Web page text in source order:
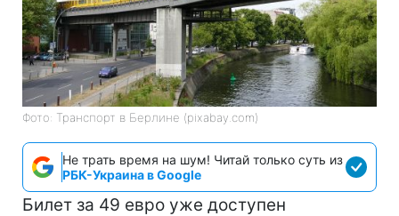
Фото: Транспорт в Берлине (pixabay.com)
Не трать время на шум! Читай только суть из
РБК-Украина в Google
Билет за 49 евро уже доступен